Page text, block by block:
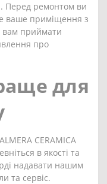
Перед ремонтом ви
ваше приміщення з
вам приймати
про
для
CERAMICA
в якості та
надавати нашим
та сервіс.